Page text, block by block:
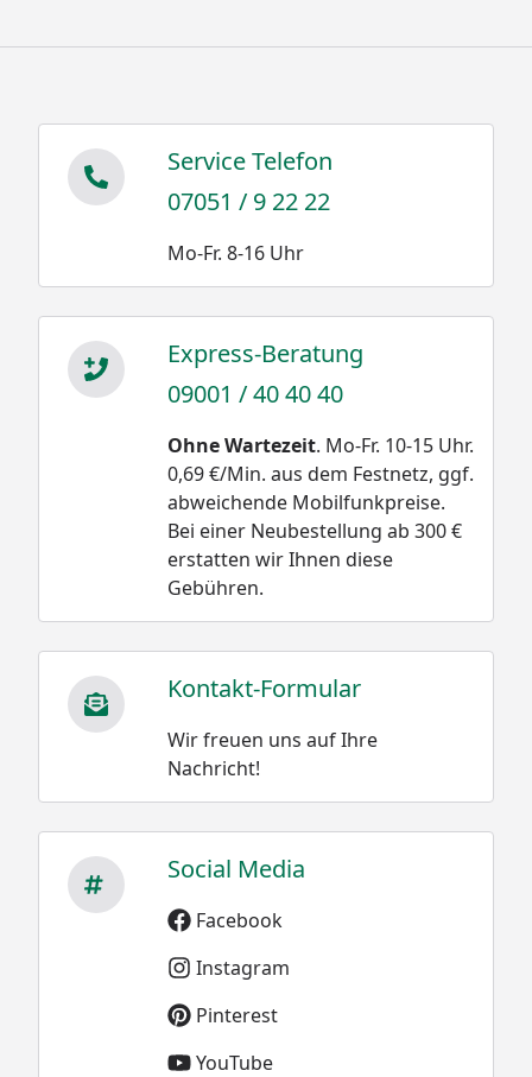
Service Telefon
07051 / 9 22 22
Mo-Fr. 8-16 Uhr
Express-Beratung
09001 / 40 40 40
Ohne Wartezeit. Mo-Fr. 10-15 Uhr.
0,69 €/Min. aus dem Festnetz, ggf.
abweichende Mobilfunkpreise.
Bei einer Neubestellung ab 300 €
erstatten wir Ihnen diese
Gebühren.
Kontakt-Formular
Wir freuen uns auf Ihre
Nachricht!
Social Media
Facebook
Instagram
Pinterest
YouTube